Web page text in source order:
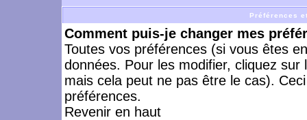
Préférences
Comment puis-je changer mes
Toutes vos préférences (si vous êtes
données. Pour les modifier, cliquez sur
mais cela peut ne pas être le cas).
préférences.
Revenir en haut